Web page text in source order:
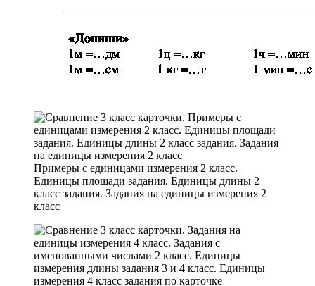
Примеры с единицами измерения 2 класс.
Единицы площади задания. Единицы длины 2
класс задания. Задания на единицы измерения 2
класс